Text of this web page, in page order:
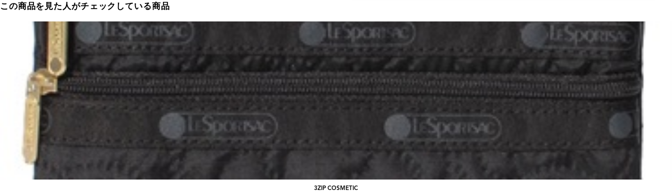
この商品を見た人がチェックしている商品
3ZIP COSMETIC